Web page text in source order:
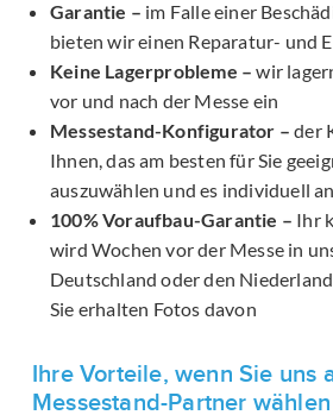
Garantie – im Falle einer
bieten wir einen Reparatur- und
Keine Lagerprobleme – wir
vor und nach der Messe ein
Messestand-Konfigurator – der
Ihnen, das am besten für Sie
auszuwählen und es individuell
100% Voraufbau-Garantie – Ihr
wird Wochen vor der Messe in
Deutschland oder den
Sie erhalten Fotos davon
Ihre Vorteile, wenn Sie uns
Messestand-Partner wählen